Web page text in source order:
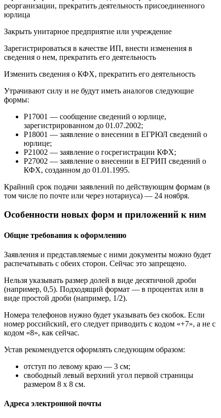
реорганизации, прекратить деятельность присоединенного
юрлица
Закрыть унитарное предприятие или учреждение
Зарегистрироваться в качестве ИП, внести изменения в
сведения о нем, прекратить его деятельность
Изменить сведения о КФХ, прекратить его деятельность
Утрачивают силу и не будут иметь аналогов следующие
формы:
Р17001 — сообщение сведений о юрлице,
зарегистрированном до 01.07.2002;
Р18001 — заявление о внесении в ЕГРЮЛ сведений о
юрлице;
Р21002 — заявление о госрегистрации КФХ;
Р27002 — заявление о внесении в ЕГРИП сведений о
КФХ, созданном до 01.01.1995.
Крайний срок подачи заявлений по действующим формам (в
том числе по почте или через нотариуса) — 24 ноября.
Особенности новых форм и приложений к ним
Общие требования к оформлению
Заявления и представляемые с ними документы можно будет
распечатывать с обеих сторон. Сейчас это запрещено.
Нельзя указывать размер долей в виде десятичной дроби
(например, 0,5). Подходящий формат — в процентах или в
виде простой дроби (например, 1/2).
Номера телефонов нужно будет указывать без скобок. Если
номер российский, его следует приводить с кодом «+7», а не с
кодом «8», как сейчас.
Устав рекомендуется оформлять следующим образом:
отступ по левому краю — 3 см;
свободный левый верхний угол первой страницы
размером 8 х 8 см.
Адреса электронной почты